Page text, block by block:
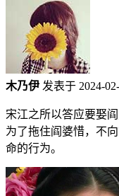
木乃伊 发表于 2024-
宋江之所以答应要娶
为了拖住阎婆惜，不
命的行为。